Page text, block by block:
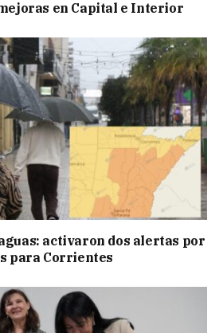
en Capital e Interior
activaron dos alertas por
para Corrientes